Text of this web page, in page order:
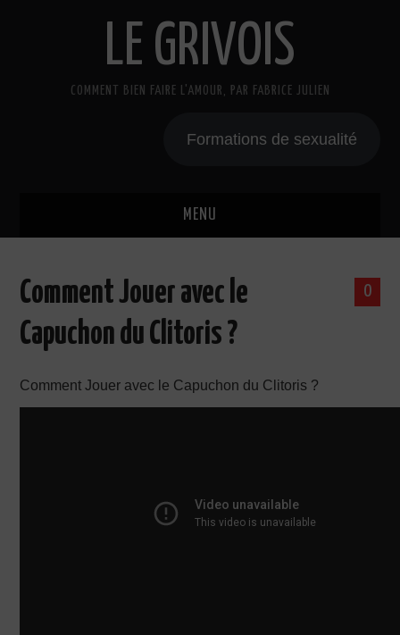
LE GRIVOIS
COMMENT BIEN FAIRE L'AMOUR, PAR FABRICE JULIEN
Formations de sexualité
MENU
A PROPOS
CADEAU
0
Comment Jouer avec le
Capuchon du Clitoris ?
Comment Jouer avec le Capuchon du Clitoris ?